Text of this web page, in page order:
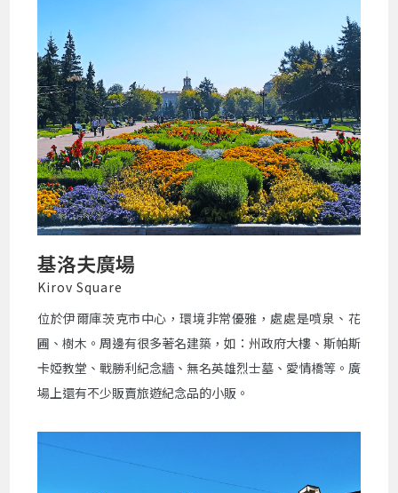
基洛夫廣場
Kirov Square
位於伊爾庫茨克市中心，環境非常優雅，處處是噴泉、花
圃、樹木。周邊有很多著名建築，如：州政府大樓、斯帕斯
卡婭教堂、戰勝利紀念牆、無名英雄烈士墓、愛情橋等。廣
場上還有不少販賣旅遊紀念品的小販。